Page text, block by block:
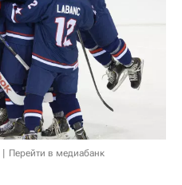
Перейти в медиабанк